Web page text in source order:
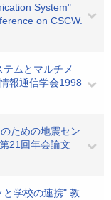
System"
on CSCW.
ムとマルチメ
報通信学会1998
ための地震セン
21回年会論文
学校の連携" 教